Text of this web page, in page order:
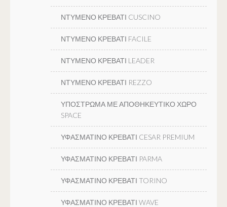
ΝΤΥΜΕΝΟ ΚΡΕΒΑΤΙ CUSCINO
ΝΤΥΜΕΝΟ ΚΡΕΒΑΤΙ FACILE
ΝΤΥΜΕΝΟ ΚΡΕΒΑΤΙ LEADER
ΝΤΥΜΕΝΟ ΚΡΕΒΑΤΙ REZZO
ΥΠΟΣΤΡΩΜΑ ΜΕ ΑΠΟΘΗΚΕΥΤΙΚΟ ΧΩΡΟ
SPACE
ΥΦΑΣΜΑΤΙΝΟ ΚΡΕΒΑΤΙ CESAR PREMIUM
ΥΦΑΣΜΑΤΙΝΟ ΚΡΕΒΑΤΙ PARMA
ΥΦΑΣΜΑΤΙΝΟ ΚΡΕΒΑΤΙ TORINO
ΥΦΑΣΜΑΤΙΝΟ ΚΡΕΒΑΤΙ WAVE